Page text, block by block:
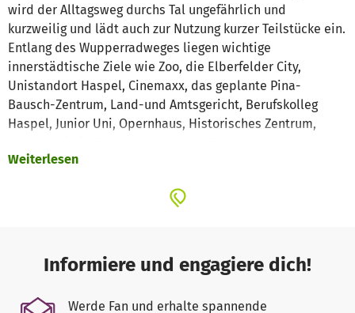
wird der Alltagsweg durchs Tal ungefährlich und
kurzweilig und lädt auch zur Nutzung kurzer Teilstücke ein.
Entlang des Wupperradweges liegen wichtige
innerstädtische Ziele wie Zoo, die Elberfelder City,
Unistandort Haspel, Cinemaxx, das geplante Pina-
Bausch-Zentrum, Land-und Amtsgericht, Berufskolleg
Haspel, Junior Uni, Opernhaus, Historisches Zentrum,
Er vollzieht den Perspektivwechsel Wupper, das zentrale
abstrakt in den Köpfen, sondern physisch. Er bringt
hinaus verbessert er die touristischen Möglichkeiten
Wuppertals entscheidend, indem er den Erfolg der
Nordbahntrasse in die Stadtmitte hinunter trägt. Es
Weiterlesen
Informiere und engagiere dich!
Werde Fan und erhalte spannende